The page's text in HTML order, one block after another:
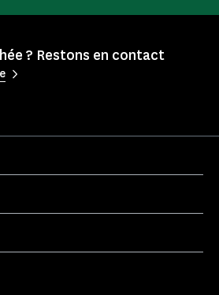
? Restons en contact